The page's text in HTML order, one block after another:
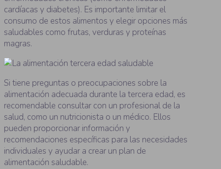
cardíacas y diabetes). Es importante limitar el
consumo de estos alimentos y elegir opciones más
saludables como frutas, verduras y proteínas
magras.
Si tiene preguntas o preocupaciones sobre la
alimentación adecuada durante la tercera edad, es
recomendable consultar con un profesional de la
salud, como un nutricionista o un médico. Ellos
pueden proporcionar información y
recomendaciones específicas para las necesidades
individuales y ayudar a crear un plan de
alimentación saludable.